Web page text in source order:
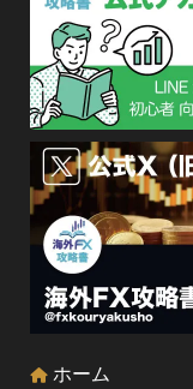
ホーム